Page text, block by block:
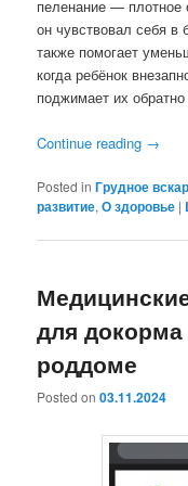
пеленание — плотное
он чувствовал себя в
также помогает
когда ребёнок
поджимает их
Continue reading →
Posted in Грудное
развитие,О здоровье |
для
роддоме
Posted on03.11.2024